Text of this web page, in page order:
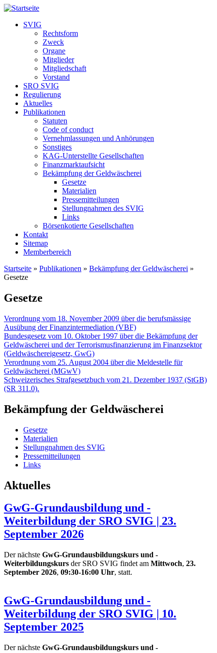
SVIG
Rechtsform
Zweck
Organe
Mitglieder
Mitgliedschaft
Vorstand
SRO SVIG
Regulierung
Aktuelles
Publikationen
Statuten
Code of conduct
Vernehmlassungen und Anhörungen
Sonstiges
KAG-Unterstellte Gesellschaften
Finanzmarktaufsicht
Bekämpfung der Geldwäscherei
Gesetze
Materialien
Pressemitteilungen
Stellungnahmen des SVIG
Links
Börsenkotierte Gesellschaften
Kontakt
Sitemap
Memberbereich
Sie sind hier
Startseite » Publikationen » Bekämpfung der Geldwäscherei »
Gesetze
Gesetze
Verordnung vom 18. November 2009 über die berufsmässige
Ausübung der Finanzintermediation (VBF)
Bundesgesetz vom 10. Oktober 1997 über die Bekämpfung der
Geldwäscherei und der Terrorismusfinanzierung im Finanzsektor
(Geldwäschereigesetz, GwG)
Verordnung vom 25. August 2004 über die Meldestelle für
Geldwäscherei (MGwV)
Schweizerisches Strafgesetzbuch vom 21. Dezember 1937 (StGB)
(SR 311.0).
Bekämpfung der Geldwäscherei
Gesetze
Materialien
Stellungnahmen des SVIG
Pressemitteilungen
Links
Aktuelles
GwG-Grundausbildung und -
Weiterbildung der SRO SVIG | 23.
September 2026
Der nächste GwG-Grundausbildungskurs und -
Weiterbildungskurs der SRO SVIG findet am Mittwoch, 23.
September 2026, 09:30-16:00 Uhr, statt.
GwG-Grundausbildung und -
Weiterbildung der SRO SVIG | 10.
September 2025
Der nächste GwG-Grundausbildungskurs und -